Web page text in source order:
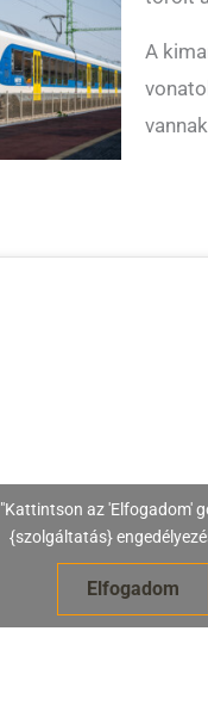
A
"Kattintson az 'Elfogadom'
{szolgáltatás}
Elfogadom